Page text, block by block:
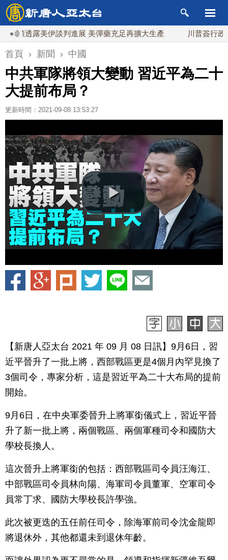
露美伊談判進展 美彈藥充足再擴大生產 川普簽行政令對多
首頁 › 新聞 › 中國
中共軍隊將領大變動 習近平為二十
大提前布局？
更新時間：2021-09-08 13:53:27
【新唐人亞太台 2021 年 09 月 08 日訊】9月6日，習
近平晉升了一批上將，西部戰區更是4個月內罕見換了
3個司令，專家分析，這是習近平為二十大布局的提前
開始。
9月6日，在中央軍委晉升上將軍銜儀式上，習近平晉
升了新一批上將，兩個戰區、兩個軍種司令和國防大
學校長換人。
這次晉升上將軍銜的包括：西部戰區司令員汪海江、
中部戰區司令員林向陽、海軍司令員董軍、空軍司令
員常丁求、國防大學校長許學強。
此次被更迭的五任前任司令，除海軍前司令沈金龍即
將退休外，其他都還未到退休年齡。